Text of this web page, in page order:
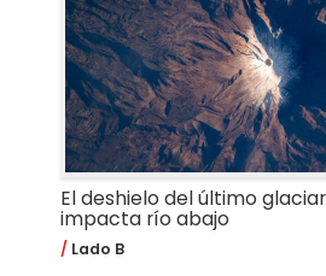
El deshielo del último
impacta río abajo
Lado B